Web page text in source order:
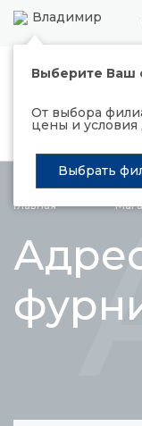
Владимир
Выберите Ваш
От выбора
цены и условия
Выбрать
Распродажа
Главная